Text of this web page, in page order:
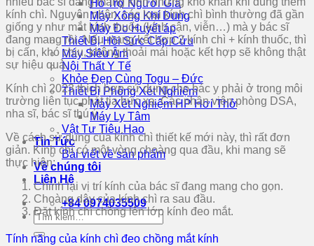
Hỗ Trợ Người Già
Máy Xông Khí Dung
Máy Đo Huyết áp
Thiết Bị Hồi Sức Cấp Cứu
Máy Siêu Âm
Nội Thất Y Tế
Khỏe Đẹp Cùng Togu – Đức
Thiết Bị Phòng Xét Nghiệm
Máy Xét Nghiệm HP Hơi Thở
Máy Ly Tâm
Vật Tư Tiêu Hao
Tin Tức
Bài viết về sản phẩm
Về chúng tôi
Liên Hệ
+84 0974035509
Tìm
kiếm:
kính chì. Nguyên nhân, các loại kính chì bình thường đã gần
giống y như mắt kính thuốc (kính cận, viễn…) mà y bác sĩ
đang mang rồi. Nếu mang kết hợp 2 kính chì + kính thuốc, thì
bị cấn, khó chịu, không thoải mái hoặc kết hợp sẽ không thật
sự hiệu quả.
Kính chì 2023 thích hợp sử dụng cho bác y phải ở trong môi
trường liên tục phát tia bức xạ. Các nhân viên phòng DSA,
nha sĩ, bác sĩ thú ý…
Về cách sử dụng của kính chì thiết kế mới này, thì rất đơn
giản. Kính chì có một vòng choàng qua đầu, khi mang sẽ
thực hiện:
Chỉnh lại vị trí kính của bác sĩ đang mang cho gọn.
Choàng dây của kính chì ra sau đầu.
Đặt kính chì chồng lên lớp kính đeo mắt.
Tính năng của kính chì đeo chồng mắt kính